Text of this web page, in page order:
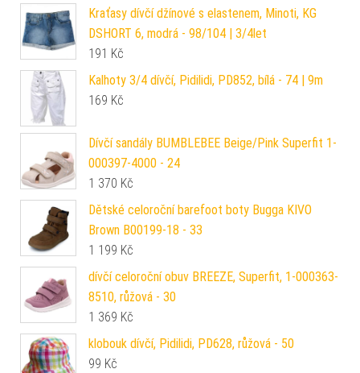
Kraťasy dívčí džínové s elastenem, Minoti, KG
DSHORT 6, modrá - 98/104 | 3/4let
191 Kč
Kalhoty 3/4 dívčí, Pidilidi, PD852, bílá - 74 | 9m
169 Kč
Dívčí sandály BUMBLEBEE Beige/Pink Superfit 1-
000397-4000 - 24
1 370 Kč
Dětské celoroční barefoot boty Bugga KIVO
Brown B00199-18 - 33
1 199 Kč
dívčí celoroční obuv BREEZE, Superfit, 1-000363-
8510, růžová - 30
1 369 Kč
klobouk dívčí, Pidilidi, PD628, růžová - 50
99 Kč